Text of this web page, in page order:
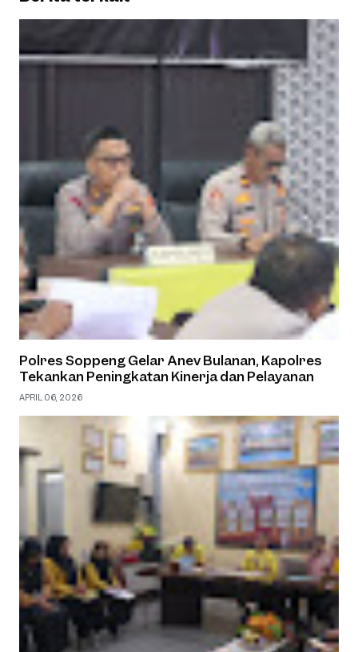
Polres Soppeng Gelar Anev Bulanan, Kapolres
Tekankan Peningkatan Kinerja dan Pelayanan
APRIL 06, 2026